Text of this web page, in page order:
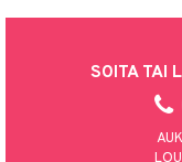
SOITA TAI